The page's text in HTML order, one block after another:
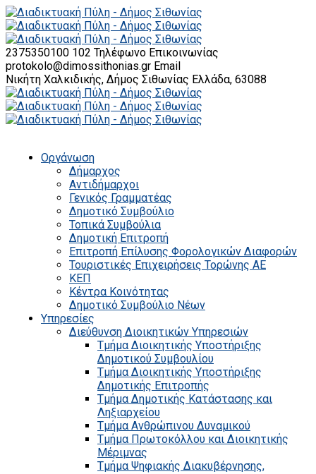
2375350100 102 Τηλέφωνο Επικοινωνίας
protokolo@dimossithonias.gr Email
Νικήτη Χαλκιδικής, Δήμος Σιθωνίας Ελλάδα, 63088
Οργάνωση
Δήμαρχος
Αντιδήμαρχοι
Γενικός Γραμματέας
Δημοτικό Συμβούλιο
Τοπικά Συμβούλια
Δημοτική Επιτροπή
Επιτροπή Επίλυσης Φορολογικών Διαφορών
Τουριστικές Επιχειρήσεις Τορώνης ΑΕ
ΚΕΠ
Κέντρα Κοινότητας
Δημοτικό Συμβούλιο Νέων
Υπηρεσίες
Διεύθυνση Διοικητικών Υπηρεσιών
Τμήμα Διοικητικής Υποστήριξης
Δημοτικού Συμβουλίου
Τμήμα Διοικητικής Υποστήριξης
Δημοτικής Επιτροπής
Τμήμα Δημοτικής Κατάστασης και
Ληξιαρχείου
Τμήμα Ανθρώπινου Δυναμικού
Τμήμα Πρωτοκόλλου και Διοικητικής
Μέριμνας
Τμήμα Ψηφιακής Διακυβέρνησης,